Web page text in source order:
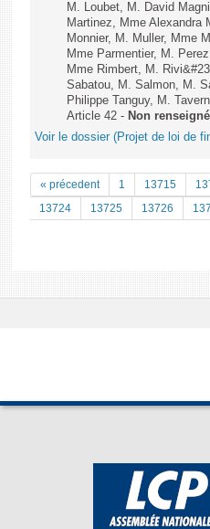
M. Loubet, M. David
Martinez, Mme
Monnier, M. Muller, Mme
Mme Parmentier, M.
Mme Rimbert, M.
Sabatou, M. Salmon, M.
Philippe Tanguy, M.
Article 42 - Non renseigné
Voir le dossier (Projet de loi de
« précedent 1 13715
13724
13725 13726